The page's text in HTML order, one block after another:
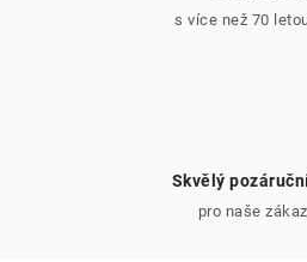
s více než 70
Skvělý
pro naše